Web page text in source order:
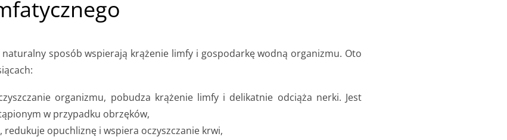
sposób wspierają krążenie limfy i gospodarkę wodną organizmu. Oto
organizmu, pobudza krążenie limfy i delikatnie odciąża nerki. Jest
w przypadku obrzęków,
redukuje opuchliznę i wspiera oczyszczanie krwi,